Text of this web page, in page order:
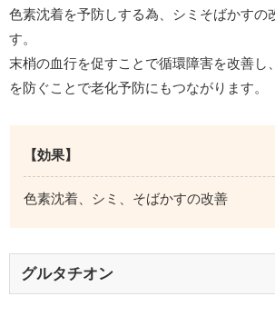
色素沈着を予防しする為、シミそばかすの
す。
末梢の血行を促すことで循環障害を改善し
を防ぐことで老化予防にもつながります。
【効果】
色素沈着、シミ、そばかすの改善
グルタチオン